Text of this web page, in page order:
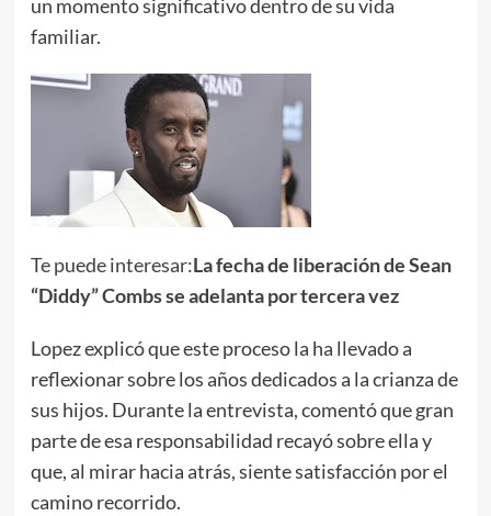
un momento significativo dentro de su vida
familiar.
Te puede interesar:La fecha de liberación de Sean
“Diddy” Combs se adelanta por tercera vez
Lopez explicó que este proceso la ha llevado a
reflexionar sobre los años dedicados a la crianza de
sus hijos. Durante la entrevista, comentó que gran
parte de esa responsabilidad recayó sobre ella y
que, al mirar hacia atrás, siente satisfacción por el
camino recorrido.